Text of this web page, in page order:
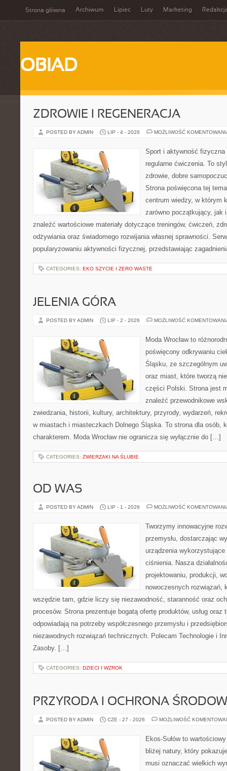
Strona główna Archiwum Lipiec Luty Marketing
OBIAD
ZDROWIE I REGENERACJA
POSTED BY ADMIN LIP - 4 - 2026 MOŻLIWOŚĆ
Sport i aktywność
regularne ćwiczenia. To
zdrowie, dobre
Strona poświęcona tej
centrum wiedzy, w którym
zarówno początkujący, jak
znaleźć wartościowe materiały dotyczące treningów, ćwiczeń,
odżywiania oraz świadomego rozwijania własnej sprawności.
popularyzowaniu aktywności fizycznej, przedstawiając
CATEGORIES: EKO SZYCIE I ZERO WASTE
JELENIA GÓRA
POSTED BY ADMIN LIP - 2 - 2026 MOŻLIWOŚĆ
Moda Wrocław to
poświęcony odkrywaniu
Śląsku, ze szczególnym
oraz miast, które tworzą
części Polski. Strona jest
znaleźć przewodnikowe
zwiedzania, historii, kultury, architektury, przyrody, wydarzeń,
w miastach i miasteczkach Dolnego Śląska. To strona dla osób,
charakterem. Moda Wrocław nie ogranicza się wyłącznie do […]
CATEGORIES: ZWIERZAKI NA ŚLUBIE
OD WAS
POSTED BY ADMIN LIP - 1 - 2026 MOŻLIWOŚĆ
Tworzymy innowacyjne
przemysłu, dostarczając
urządzenia
ciśnienia. Nasza
projektowaniu, produkcji,
nowoczesnych rozwiązań,
wszędzie tam, gdzie liczy się niezawodność, staranność oraz
procesów. Strona prezentuje bogatą ofertę produktów, usług oraz
odpowiadają na potrzeby współczesnego przemysłu i
niezawodnych rozwiązań technicznych. Polecam Technologie i
Zasoby. […]
CATEGORIES: DZIECI I WZROK
PRZYRODA I OCHRONA
POSTED BY ADMIN CZE - 27 - 2026 MOŻLIWOŚĆ
Ekos-Sułów to
bliżej natury, który
musi oznaczać wielkich